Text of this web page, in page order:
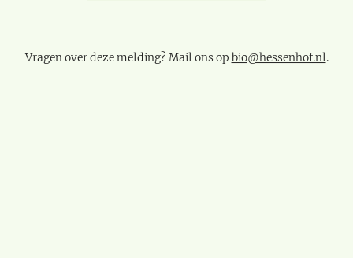
Vragen over deze melding? Mail ons op bio@hessenhof.nl.